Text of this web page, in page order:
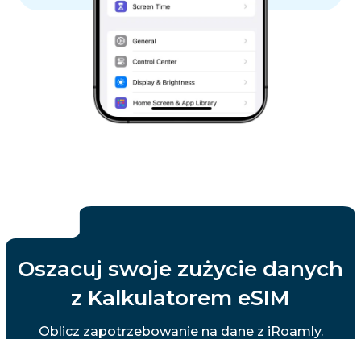
Oszacuj swoje zużycie danych
z Kalkulatorem eSIM
Oblicz zapotrzebowanie na dane z iRoamly.